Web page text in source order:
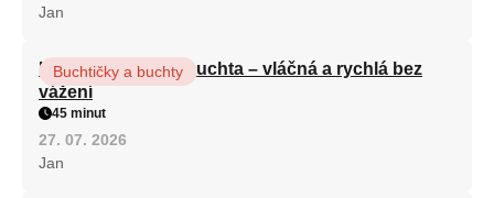
Jan
Hrnková maková buchta – vláčná a rychlá bez
vážení
Buchtičky a buchty
45 minut
27. 07. 2026
Jan